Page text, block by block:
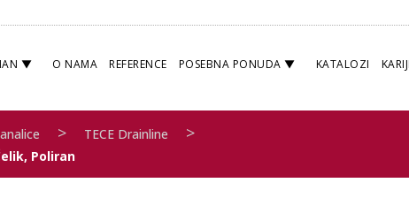
O NAMA REFERENCE POSEBNA PONUDA KATALOZI
> TECE Drainline >
Poliran